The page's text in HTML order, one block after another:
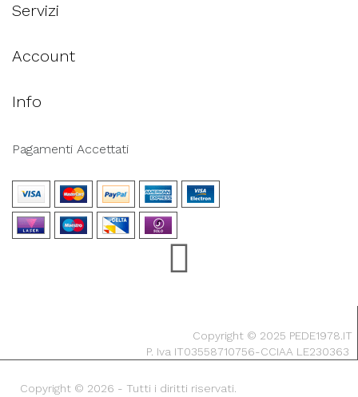
Servizi
Account
Info
Pagamenti Accettati
Copyright © 2025 PEDE1978.IT
P. Iva IT03558710756-CCIAA LE230363
Copyright © 2026 - Tutti i diritti riservati.